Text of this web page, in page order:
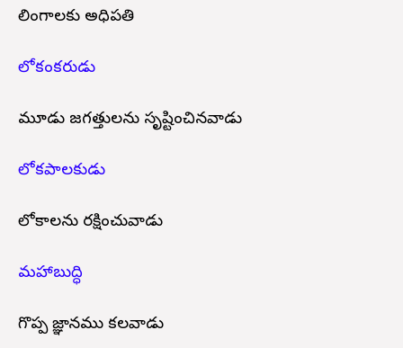
లింగాలకు అధిపతి
లోకంకరుడు
మూడు జగత్తులను సృష్టించినవాడు
లోకపాలకుడు
లోకాలను రక్షించువాడు
మహాబుద్ధి
గొప్ప జ్ఞానము కలవాడు